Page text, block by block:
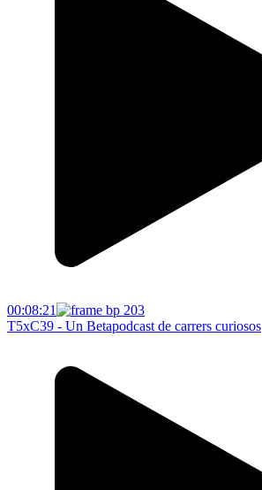
00:08:21
T5xC39 - Un Betapodcast de carrers curiosos